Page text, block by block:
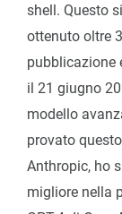
shell. Questo
ottenuto oltre
pubblicazione
il 21 giugno
modello
provato
Anthropic, ho
migliore nella